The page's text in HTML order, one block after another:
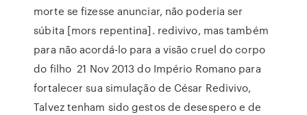
morte se fizesse anunciar, não poderia ser
súbita [mors repentina]. redivivo, mas também
para não acordá-lo para a visão cruel do corpo
do filho 21 Nov 2013 do Império Romano para
fortalecer sua simulação de César Redivivo,
Talvez tenham sido gestos de desespero e de